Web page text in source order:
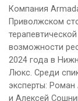
Компания
Приволжском
возможности
2024 года в
Люкс. Среди
эксперты:
и Алексей